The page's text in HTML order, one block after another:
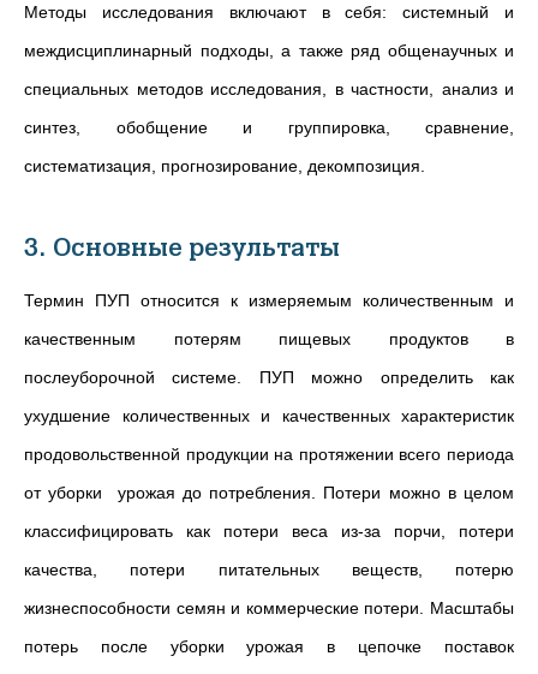
Методы исследования включают в себя: системный и
междисциплинарный подходы, а также ряд общенаучных и
специальных методов исследования, в частности, анализ и
синтез, обобщение и группировка, сравнение,
систематизация, прогнозирование, декомпозиция.
3. Основные результаты
Термин ПУП относится к измеряемым количественным и
качественным потерям пищевых продуктов в
послеуборочной системе. ПУП можно определить как
ухудшение количественных и качественных характеристик
продовольственной продукции на протяжении всего периода
от уборки урожая до потребления. Потери можно в целом
классифицировать как потери веса из-за порчи, потери
качества, потери питательных веществ, потерю
жизнеспособности семян и коммерческие потери. Масштабы
потерь после уборки урожая в цепочке поставок